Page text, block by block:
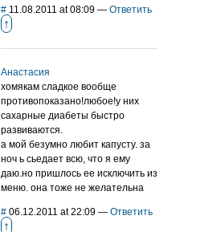
# 11.08.2011 at 08:09 — Ответить
↑
Анастасия
хомякам сладкое вообще
противопоказано!любое!у них
сахарные диабеты быстро
развиваются.
а мой безумно любит капусту. за
ноч ь сьедает всю, что я ему
даю.но пришлось ее исключить из
меню. она тоже не желательна
# 06.12.2011 at 22:09 — Ответить
↑